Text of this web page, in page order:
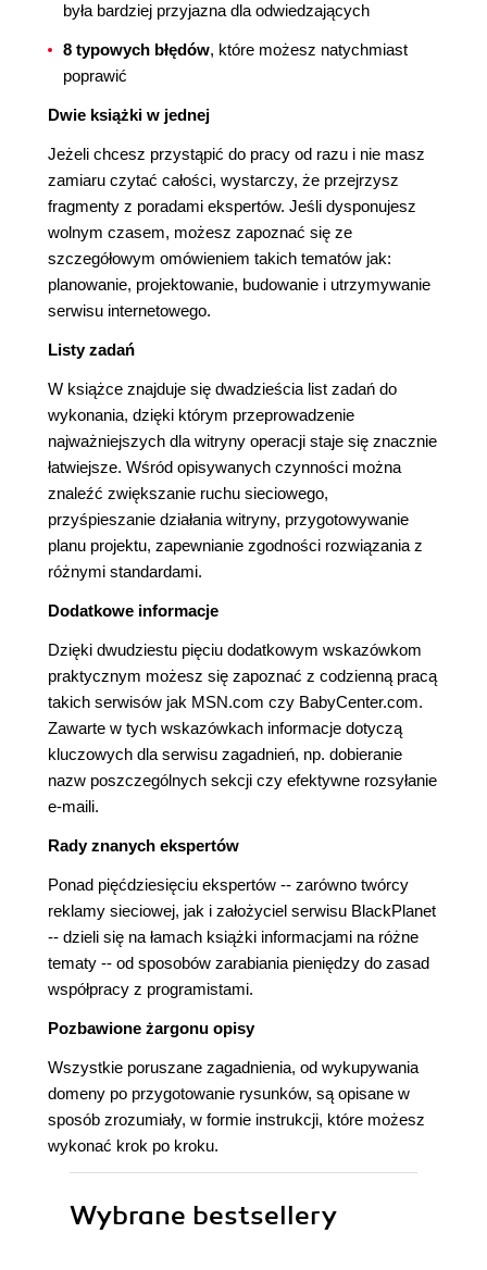
była bardziej przyjazna dla odwiedzających
8 typowych błędów, które możesz natychmiast
poprawić
Dwie książki w jednej
Jeżeli chcesz przystąpić do pracy od razu i nie masz
zamiaru czytać całości, wystarczy, że przejrzysz
fragmenty z poradami ekspertów. Jeśli dysponujesz
wolnym czasem, możesz zapoznać się ze
szczegółowym omówieniem takich tematów jak:
planowanie, projektowanie, budowanie i utrzymywanie
serwisu internetowego.
Listy zadań
W książce znajduje się dwadzieścia list zadań do
wykonania, dzięki którym przeprowadzenie
najważniejszych dla witryny operacji staje się znacznie
łatwiejsze. Wśród opisywanych czynności można
znaleźć zwiększanie ruchu sieciowego,
przyśpieszanie działania witryny, przygotowywanie
planu projektu, zapewnianie zgodności rozwiązania z
różnymi standardami.
Dodatkowe informacje
Dzięki dwudziestu pięciu dodatkowym wskazówkom
praktycznym możesz się zapoznać z codzienną pracą
takich serwisów jak MSN.com czy BabyCenter.com.
Zawarte w tych wskazówkach informacje dotyczą
kluczowych dla serwisu zagadnień, np. dobieranie
nazw poszczególnych sekcji czy efektywne rozsyłanie
e-maili.
Rady znanych ekspertów
Ponad pięćdziesięciu ekspertów -- zarówno twórcy
reklamy sieciowej, jak i założyciel serwisu BlackPlanet
-- dzieli się na łamach książki informacjami na różne
tematy -- od sposobów zarabiania pieniędzy do zasad
współpracy z programistami.
Pozbawione żargonu opisy
Wszystkie poruszane zagadnienia, od wykupywania
domeny po przygotowanie rysunków, są opisane w
sposób zrozumiały, w formie instrukcji, które możesz
wykonać krok po kroku.
Wybrane bestsellery